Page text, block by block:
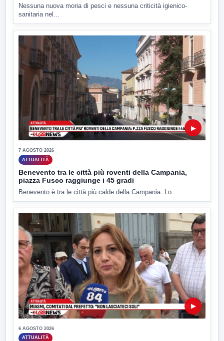
Nessuna nuova moria di pesci e nessuna criticità igienico-
sanitaria nel...
▶
7 AGOSTO 2026
ATTUALITÀ
Benevento tra le città più roventi della Campania,
piazza Fusco raggiunge i 45 gradi
Benevento è tra le città più calde della Campania. Lo...
▶
6 AGOSTO 2026
ATTUALITÀ